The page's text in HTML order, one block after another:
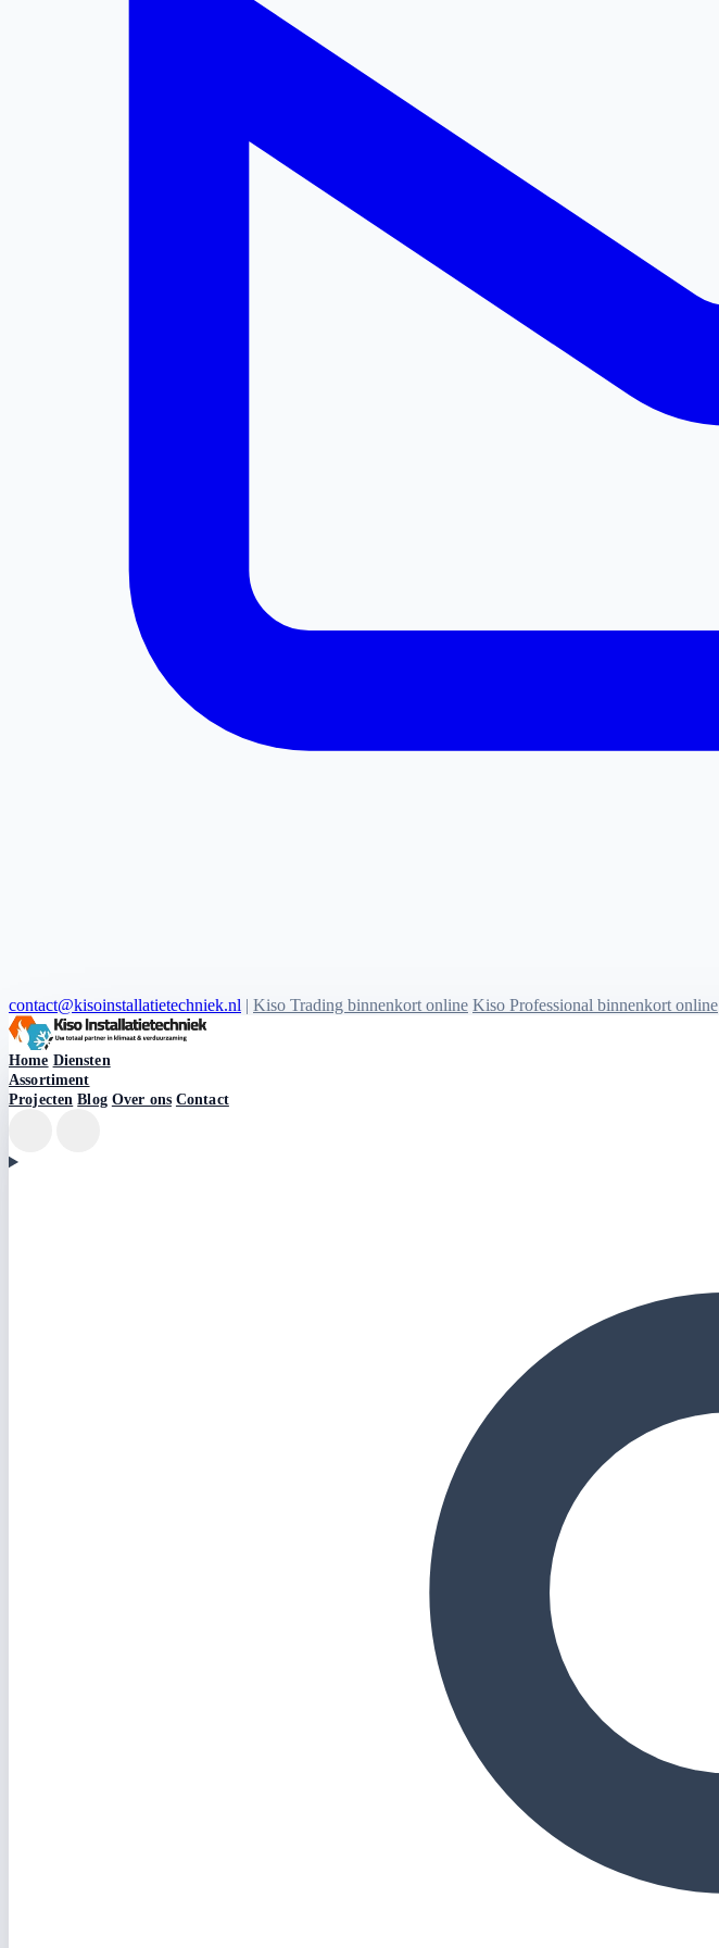
contact@kisoinstallatietechniek.nl | Kiso Trading binnenkort online Kiso Professional binnenkort online
Kiso Installatietechniek logo
Home Diensten
Assortiment
Projecten Blog Over ons Contact